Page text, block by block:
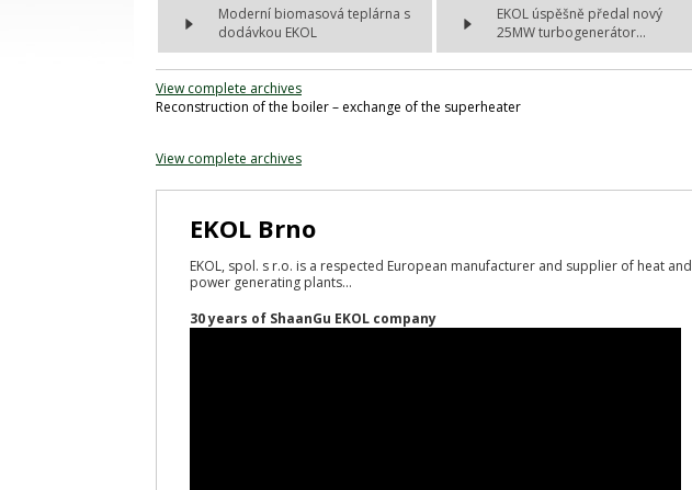
Moderní biomasová teplárna s
dodávkou EKOL
EKOL úspěšně předal nový
25MW turbogenerátor...
View complete archives
Reconstruction of the boiler – exchange of the superheater
View complete archives
EKOL Brno
EKOL, spol. s r.o. is a respected European manufacturer and supplier of heat and
power generating plants...
30 years of ShaanGu EKOL company